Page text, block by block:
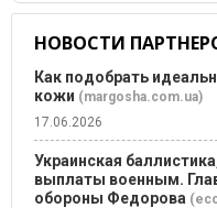
НОВОСТИ
Как подобрать
кожи (margosha.com.ua)
17.06.2026
Украинская
выплаты военным.
обороны Федорова